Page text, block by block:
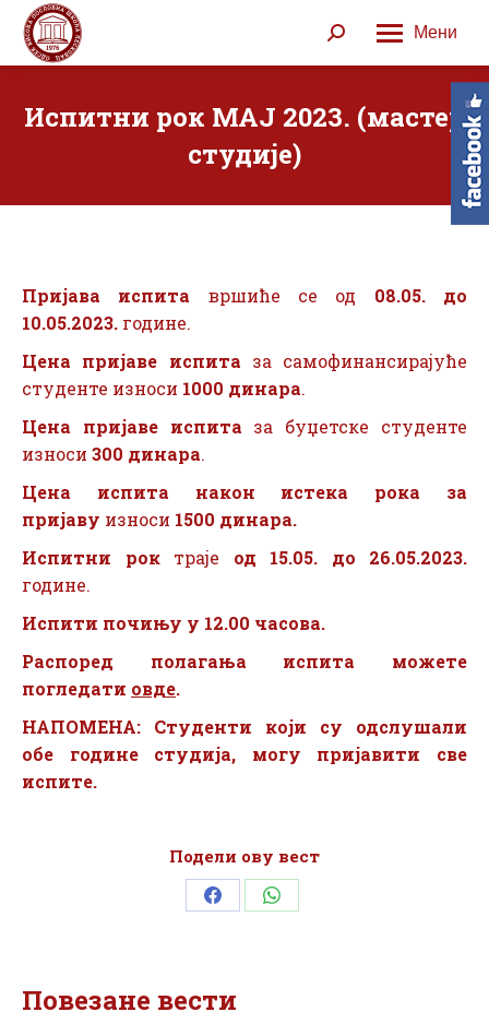
Мени
Search:
Испитни рок МАЈ 2023. (мастер
студије)
Пријава испита вршиће се од 08.05. до
10.05.2023. године.
Цена пријаве испита за самофинансирајуће
студенте износи 1000 динара.
Цена пријаве испита за буџетске студенте
износи 300 динара.
Цена испита након истека рока
за
пријаву износи 1500 динара.
Испитни рок траје од 15.05. до 26.05.2023.
године.
Испити почињу у 12.00 часова.
Распоред полагања испита можете
погледати овде.
НАПОМЕНА: Студенти који су одслушали
обе године студија, могу пријавити све
испите.
Подели ову вест
Share Share
Повезане вести